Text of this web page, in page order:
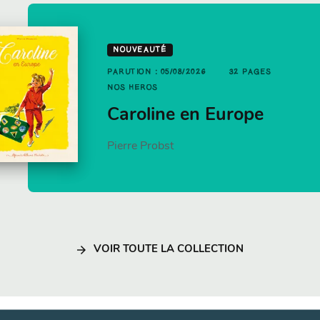
pizza
: 21/01/2026
HÉROS
c'est
par Jamie
NOUVEAUTÉ
PARUTION : 05/08/2026
32 PAGES
NOS HÉROS
Caroline en Europe
Pierre Probst
arrow_forward VOIR TOUTE LA COLLECTION